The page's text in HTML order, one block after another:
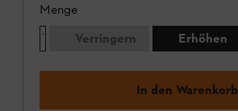
Menge
Verringern
Erhöhen
In den Warenkorb